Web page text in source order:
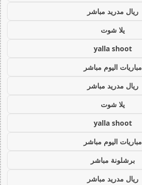
ريال مدريد مباشر
يلا شوت
yalla shoot
مباريات اليوم مباشر
ريال مدريد مباشر
يلا شوت
yalla shoot
مباريات اليوم مباشر
برشلونة مباشر
ريال مدريد مباشر